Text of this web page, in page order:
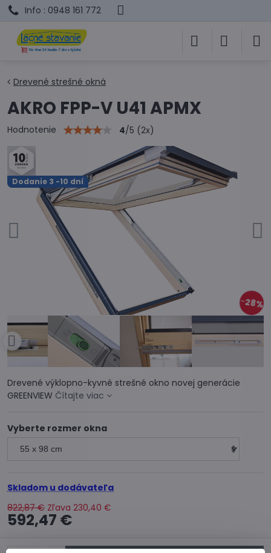
Info : 0948 161 772
Dodanie 3 -10 dní
28%
Drevené strešné okná
AKRO FPP-V U41 APMX
Hodnotenie 4/5 (2x)
Drevené výklopno-kyvné strešné okno novej generácie
GREENVIEW Čítajte viac
Vyberte rozmer okna
Skladom u dodávateľa
822,87 € Zľava 230,40 €
592,47 €